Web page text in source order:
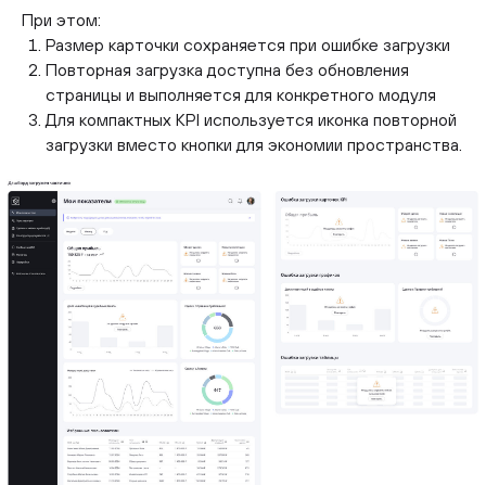
При этом:
Размер карточки сохраняется при ошибке загрузки
Повторная загрузка доступна без обновления
страницы и выполняется для конкретного модуля
Для компактных KPI используется иконка повторной
загрузки вместо кнопки для экономии пространства.